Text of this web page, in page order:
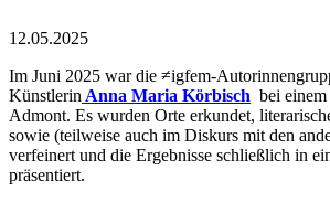
12.05.2025
Im Juni 2025 war die ≠igfem-
Künstlerin Anna Maria Körbisch bei
Admont. Es wurden Orte erkundet,
sowie (teilweise auch im Diskurs mit den
verfeinert und die Ergebnisse schließlich in
präsentiert.